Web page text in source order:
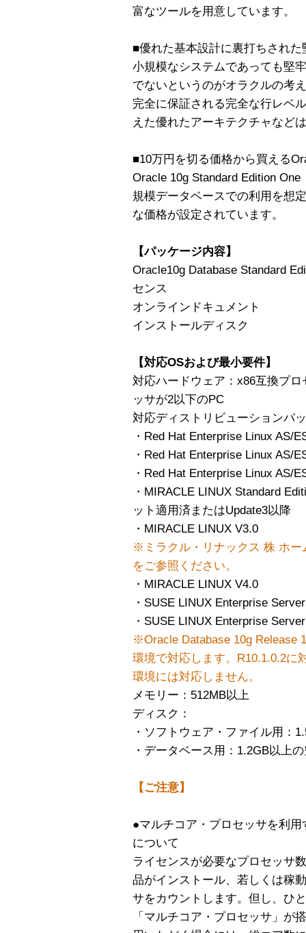
富なツールを用意しています。
■優れた基本設計に裏打ちされ
小規模なシステムであっても堅
でないというのがオラクルの考
完全に保証される完全な行レベ
えた優れたアーキテクチャなど
■10万円を切る価格から買える
Oracle 10g Standard Edition
規模データベースでの利用を想
な価格が設定されています。
【パッケージ内容】
Oracle10g Database Standard
センス
オンラインドキュメント
インストールディスク
【対応OSおよび最小要件】
対応ハードウェア：x86互換プ
ッサが2以下のPC
対応ディストリビューションパ
・Red Hat Enterprise Linux AS/
・Red Hat Enterprise Linux AS/
・Red Hat Enterprise Linux AS/
・MIRACLE LINUX Standard
ット適用済またはUpdate3以降
・MIRACLE LINUX V3.0
※ミラクル・リナックス 株 ホー
をご参照ください。
・MIRACLE LINUX V4.0
・SUSE LINUX Enterprise
・SUSE LINUX Enterprise
※Oracle Database 10g Release
環境で対応します。R10.1.0.2に
環境には対応しません。
メモリー：512MB以上
ディスク：
・ソフトウェア・ファイル用：
・データベース用：1.2GB以上
【ご注意】
●マルチコア・プロセッサを利
について
ライセンスが必要なプロセッサ
品がインストール、若しくは稼
サをカウントします。但し、ひ
「マルチコア・プロセッサ」が